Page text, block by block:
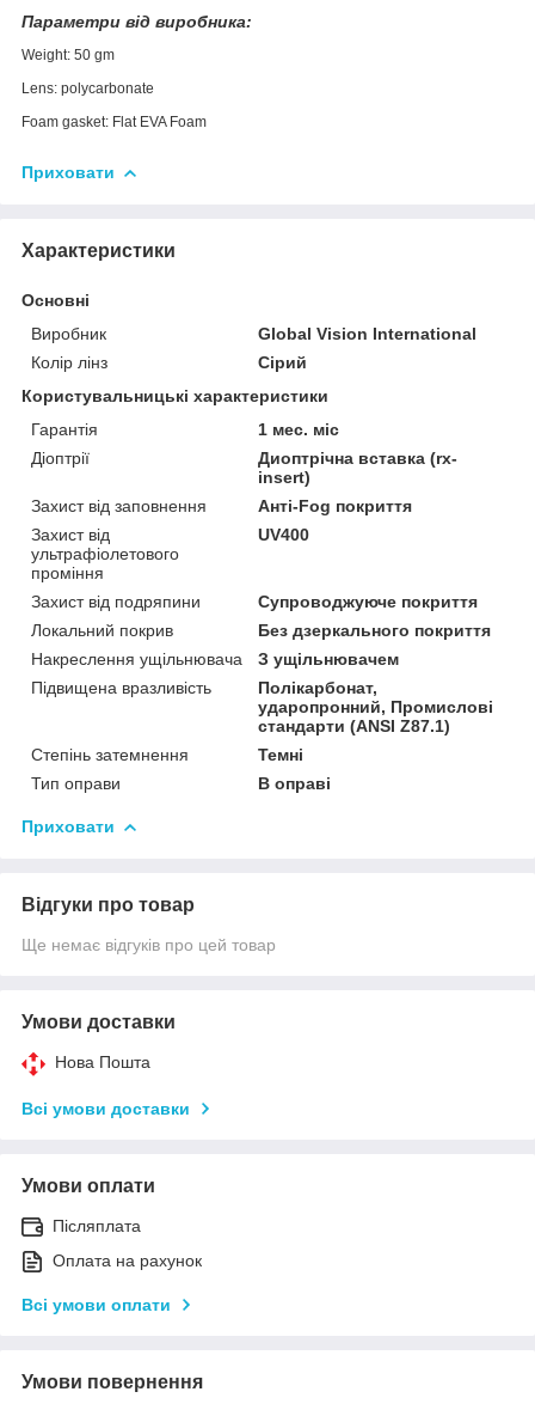
Параметри від виробника:
Weight: 50 gm
Lens: polycarbonate
Foam gasket: Flat EVA Foam
Приховати
Характеристики
Основні
Виробник
Global Vision International
Колір лінз
Сірий
Користувальницькі характеристики
Гарантія
1 мес. міс
Діоптрії
Диоптрічна вставка (rx-
insert)
Захист від заповнення
Анті-Fog покриття
Захист від
ультрафіолетового
проміння
UV400
Захист від подряпини
Супроводжуюче покриття
Локальний покрив
Без дзеркального покриття
Накреслення ущільнювача
З ущільнювачем
Підвищена вразливість
Полікарбонат,
ударопронний, Промислові
стандарти (ANSI Z87.1)
Степінь затемнення
Темні
Тип оправи
В оправі
Приховати
Відгуки про товар
Ще немає відгуків про цей товар
Умови доставки
Нова Пошта
Всі умови доставки
Умови оплати
Післяплата
Оплата на рахунок
Всі умови оплати
Умови повернення